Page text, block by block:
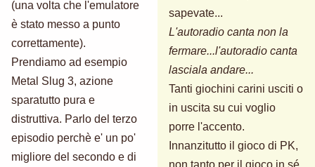
(una volta che l'emulatore
è stato messo a punto
correttamente).
Prendiamo ad esempio
Metal Slug 3, azione
sparatutto pura e
distruttiva. Parlo del terzo
episodio perchè e' un po'
migliore del secondo e di
sapevate...
L'autoradio canta non la
fermare...l'autoradio canta
lasciala andare...
Tanti giochini carini usciti o
in uscita su cui voglio
porre l'accento.
Innanzitutto il gioco di PK,
non tanto per il gioco in sé